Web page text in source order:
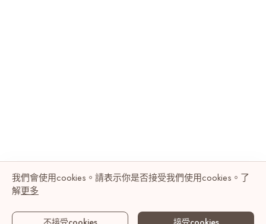
我們會使用cookies。請表示你是否接受我們使用cookies。了
解更多